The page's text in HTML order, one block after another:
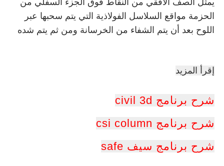
الحزمة مواقع السلاسل الفولاذية التي يتم سحبها عبر
اللوح بعد أن يتم الشفاء من الخرسانة ومن ثم يتم شده
إقرأ المزيد
شرح برنامج civil 3d
شرح برنامج csi column
شرح برنامج سيف safe